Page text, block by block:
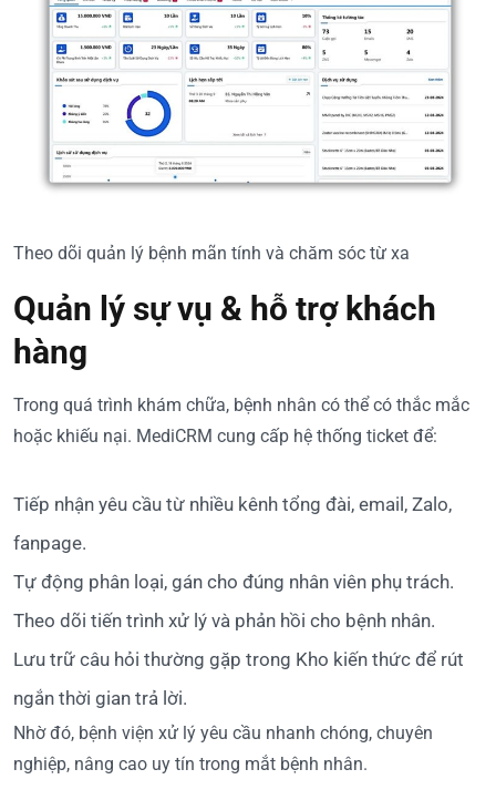
Theo dõi quản lý bệnh mãn tính và chăm sóc từ xa
Quản lý sự vụ & hỗ trợ khách
hàng
Trong quá trình khám chữa, bệnh nhân có thể có thắc mắc
hoặc khiếu nại. MediCRM cung cấp hệ thống ticket để:
Tiếp nhận yêu cầu từ nhiều kênh tổng đài, email, Zalo,
fanpage.
Tự động phân loại, gán cho đúng nhân viên phụ trách.
Theo dõi tiến trình xử lý và phản hồi cho bệnh nhân.
Lưu trữ câu hỏi thường gặp trong Kho kiến thức để rút
ngắn thời gian trả lời.
Nhờ đó, bệnh viện xử lý yêu cầu nhanh chóng, chuyên
nghiệp, nâng cao uy tín trong mắt bệnh nhân.